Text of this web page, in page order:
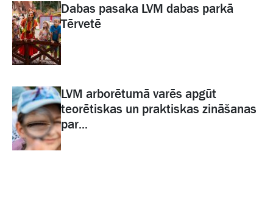
Dabas pasaka LVM dabas parkā
Tērvetē
LVM arborētumā varēs apgūt
teorētiskas un praktiskas zināšanas
par...